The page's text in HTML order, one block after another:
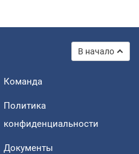
В начало
Команда
Политика
конфиденциальности
Документы